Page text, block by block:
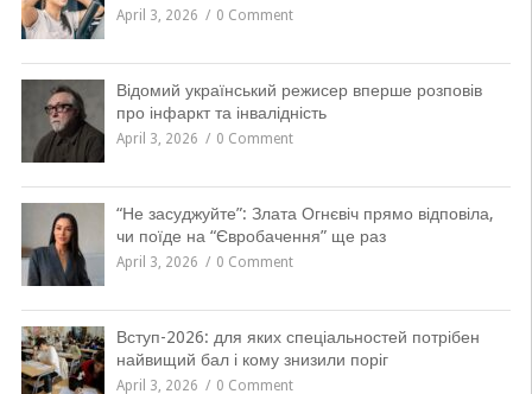
April 3, 2026 0 Comment
Відомий український режисер вперше розповів
про інфаркт та інвалідність
April 3, 2026 0 Comment
“Не засуджуйте”: Злата Огнєвіч прямо відповіла,
чи поїде на “Євробачення” ще раз
April 3, 2026 0 Comment
Вступ-2026: для яких спеціальностей потрібен
найвищий бал і кому знизили поріг
April 3, 2026 0 Comment